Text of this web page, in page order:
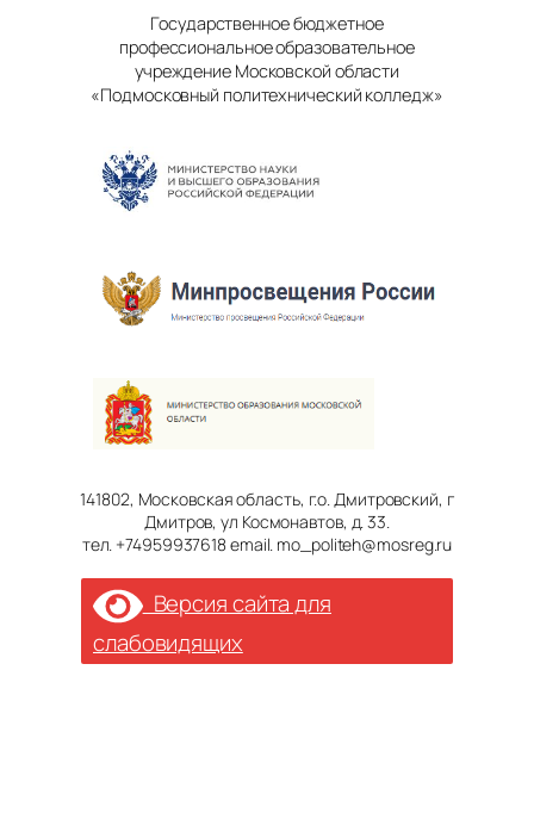
Государственное бюджетное
профессиональное образовательное
учреждение Московской области
«Подмосковный политехнический колледж»
141802, Московская область, г.о. Дмитровский, г
Дмитров, ул Космонавтов, д. 33.
тел. +74959937618 email. mo_politeh@mosreg.ru
Версия сайта для
слабовидящих